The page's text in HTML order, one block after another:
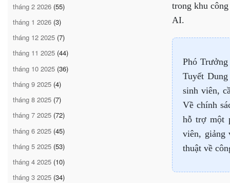
tháng 2 2026 (55)
tháng 1 2026 (3)
tháng 12 2025 (7)
tháng 11 2025 (44)
tháng 10 2025 (36)
tháng 9 2025 (4)
tháng 8 2025 (7)
tháng 7 2025 (72)
tháng 6 2025 (45)
tháng 5 2025 (53)
tháng 4 2025 (10)
tháng 3 2025 (34)
trong khu
AI.
Phó
Tuyết
sinh viên,
Về chính
hỗ trợ một
viên, giảng
thuật về